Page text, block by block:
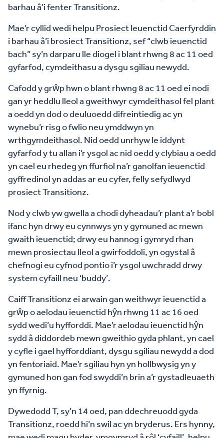
barhau â’i fenter Transitionz.
Mae’r cyllid wedi helpu Prosiect Ieuenctid Caerfyrddin
i barhau â’i brosiect Transitionz, sef “clwb ieuenctid
bach” sy’n darparu lle diogel i blant rhwng 8 ac 11 oed
gyfarfod, cymdeithasu a dysgu sgiliau newydd.
Cafodd y grŵp hwn o blant rhwng 8 ac 11 oed ei nodi
gan yr heddlu lleol a gweithwyr cymdeithasol fel plant
a oedd yn dod o deuluoedd difreintiedig ac yn
wynebu’r risg o fwlio neu ymddwyn yn
wrthgymdeithasol. Nid oedd unrhyw le iddynt
gyfarfod y tu allan i’r ysgol ac nid oedd y clybiau a oedd
yn cael eu rhedeg yn ffurfiol na’r ganolfan ieuenctid
gyffredinol yn addas ar eu cyfer, felly sefydlwyd
prosiect Transitionz.
Nod y clwb yw gwella a chodi dyheadau’r plant a’r bobl
ifanc hyn drwy eu cynnwys yn y gymuned ac mewn
gwaith ieuenctid; drwy eu hannog i gymryd rhan
mewn prosiectau lleol a gwirfoddoli, yn ogystal â
chefnogi eu cyfnod pontio i’r ysgol uwchradd drwy
system cyfaill neu ‘buddy’.
Caiff Transitionz ei arwain gan weithwyr ieuenctid a
grŵp o aelodau ieuenctid hŷn rhwng 11 ac 16 oed
sydd wedi’u hyfforddi. Mae’r aelodau ieuenctid hŷn
sydd â diddordeb mewn gweithio gyda phlant, yn cael
y cyfle i gael hyfforddiant, dysgu sgiliau newydd a dod
yn fentoriaid. Mae’r sgiliau hyn yn hollbwysig yn y
gymuned hon gan fod swyddi’n brin a’r gystadleuaeth
yn ffyrnig.
Dywedodd T, sy’n 14 oed, pan ddechreuodd gyda
Transitionz, roedd hi’n swil ac yn bryderus. Ers hynny,